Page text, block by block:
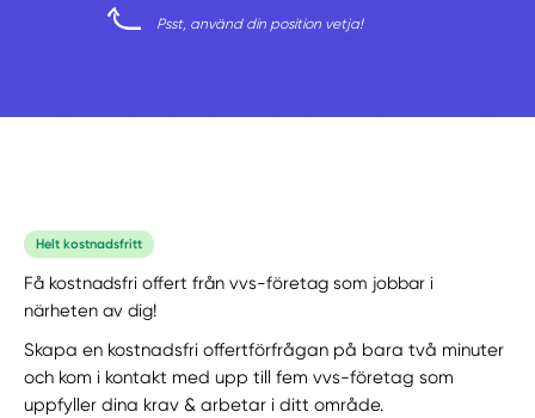
Psst, använd din position vetja!
Helt kostnadsfritt
Få kostnadsfri offert från vvs-företag som jobbar i
närheten av dig!
Skapa en kostnadsfri offertförfrågan på bara två minuter
och kom i kontakt med upp till fem vvs-företag som
uppfyller dina krav & arbetar i ditt område.